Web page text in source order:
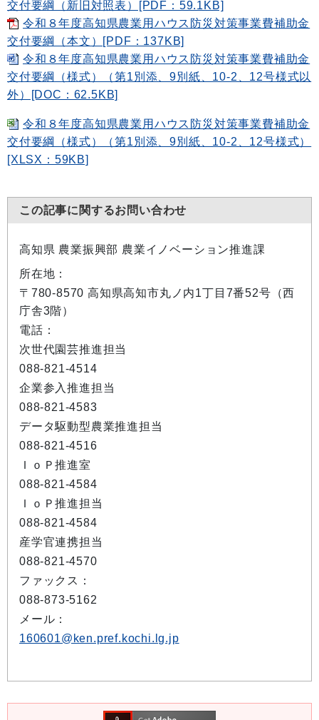
交付要綱（新旧対照表）[PDF：59.1KB]
令和８年度高知県農業用ハウス防災対策事業費補助金
交付要綱（本文）[PDF：137KB]
令和８年度高知県農業用ハウス防災対策事業費補助金
交付要綱（様式）（第1別添、9別紙、10-2、12号様式以
外）[DOC：62.5KB]
令和８年度高知県農業用ハウス防災対策事業費補助金
交付要綱（様式）（第1別添、9別紙、10-2、12号様式）
[XLSX：59KB]
この記事に関するお問い合わせ
高知県 農業振興部 農業イノベーション推進課
所在地：
〒780-8570 高知県高知市丸ノ内1丁目7番52号（西
庁舎3階）
電話：
次世代園芸推進担当
088-821-4514
企業参入推進担当
088-821-4583
データ駆動型農業推進担当
088-821-4516
ＩｏＰ推進室
088-821-4584
ＩｏＰ推進担当
088-821-4584
産学官連携担当
088-821-4570
ファックス：
088-873-5162
メール：
160601@ken.pref.kochi.lg.jp